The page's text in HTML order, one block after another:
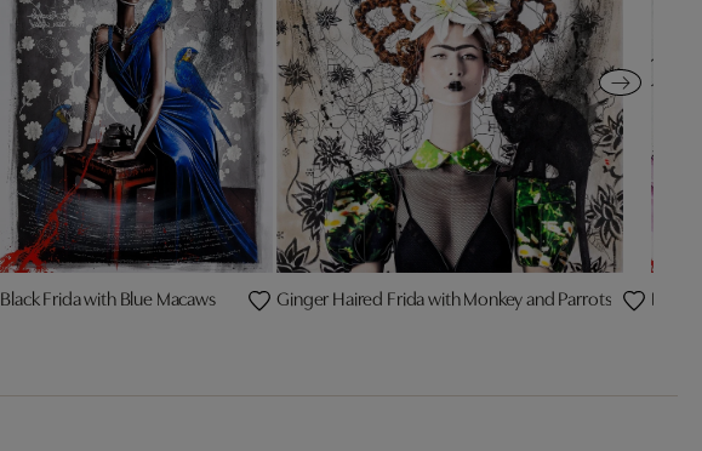
Black Frida with Blue Macaws Ginger Haired Frida with Monkey and Parrots Frida